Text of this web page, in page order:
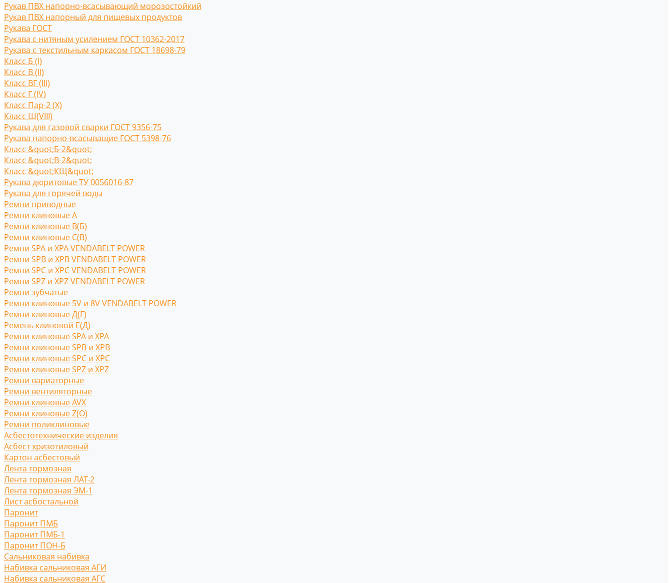
Рукав ПВХ напорно-всасывающий морозостойкий
Рукав ПВХ напорный для пищевых продуктов
Рукава ГОСТ
Рукава с нитяным усилением ГОСТ 10362-2017
Рукава с текстильным каркасом ГОСТ 18698-79
Класс Б (I)
Класс В (II)
Класс ВГ (III)
Класс Г (IV)
Класс Пар-2 (X)
Класс Ш(VIII)
Рукава для газовой сварки ГОСТ 9356-75
Рукава напорно-всасыващие ГОСТ 5398-76
Класс &quot;Б-2&quot;
Класс &quot;В-2&quot;
Класс &quot;КЩ&quot;
Рукава дюритовые ТУ 0056016-87
Рукава для горячей воды
Ремни приводные
Ремни клиновые A
Ремни клиновые В(Б)
Ремни клиновые С(B)
Ремни SPA и XPA VENDABELT POWER
Ремни SPB и XPB VENDABELT POWER
Ремни SPC и XPC VENDABELT POWER
Ремни SPZ и XPZ VENDABELT POWER
Ремни зубчатые
Ремни клиновые 5V и 8V VENDABELT POWER
Ремни клиновые Д(Г)
Ремень клиновой Е(Д)
Ремни клиновые SPA и XPA
Ремни клиновые SPB и XPB
Ремни клиновые SPC и XPC
Ремни клиновые SPZ и XPZ
Ремни вариаторные
Ремни вентиляторные
Ремни клиновые AVX
Ремни клиновые Z(O)
Ремни поликлиновые
Асбестотехнические изделия
Асбест хризотиловый
Картон асбестовый
Лента тормозная
Лента тормозная ЛАТ-2
Лента тормозная ЭМ-1
Лист асбостальной
Паронит
Паронит ПМБ
Паронит ПМБ-1
Паронит ПОН-Б
Сальниковая набивка
Набивка сальниковая АГИ
Набивка сальниковая АГС